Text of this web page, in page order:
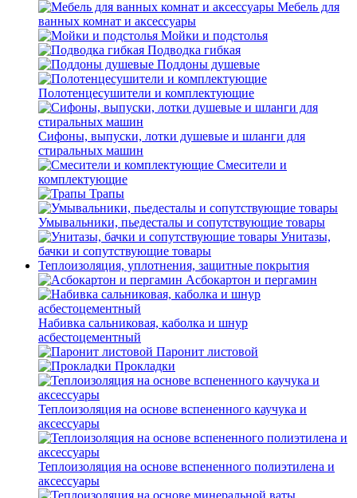
Мебель для
ванных комнат и аксессуары
Мойки и подстолья
Подводка гибкая
Поддоны душевые
Полотенцесушители и комплектующие
Сифоны, выпуски, лотки душевые и шланги для
стиральных машин
Смесители и
комплектующие
Трапы
Умывальники, пьедесталы и сопутствующие товары
Унитазы,
бачки и сопутствующие товары
Теплоизоляция, уплотнения, защитные покрытия
Асбокартон и пергамин
Набивка сальниковая, каболка и шнур
асбестоцементный
Паронит листовой
Прокладки
Теплоизоляция на основе вспененного каучука и
аксессуары
Теплоизоляция на основе вспененного полиэтилена и
аксессуары